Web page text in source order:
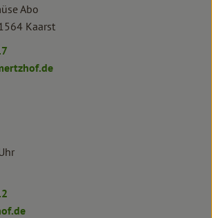
Abo
Kaarst